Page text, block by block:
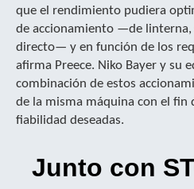
que el rendimiento pudiera
de accionamiento —de linterna,
directo— y en función de los
afirma Preece. Niko Bayer y su
combinación de estos
de la misma máquina con el fin
fiabilidad deseadas.
Junto con